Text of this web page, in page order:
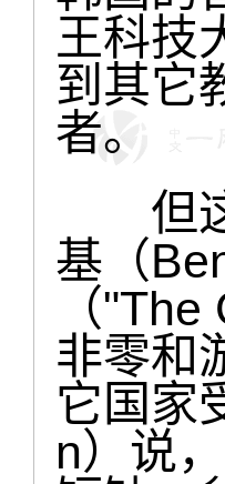
王科技
到其它
者。
但这
基（
（
非零和
它国家
n）说